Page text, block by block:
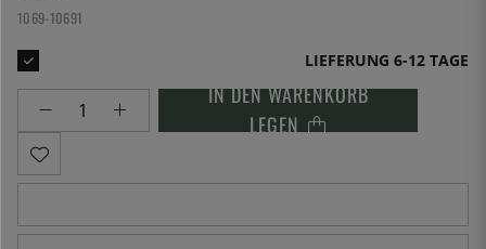
1069-10691
LIEFERUNG 6-12 TAGE
IN DEN WARENKORB
LEGEN